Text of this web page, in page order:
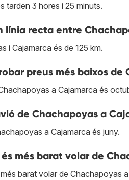
tarden 3 hores i 25 minuts.
línia recta entre
i Cajamarca és de 125 km.
preus més baixos
a Cajamarca és
de Chachapoyas a
a Cajamarca és juny.
més barat volar de
barat volar de Chachapoyas